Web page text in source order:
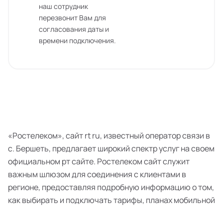
наш сотрудник
перезвонит Вам для
согласования даты и
времени подключения.
«Ростелеком», сайт rt ru, известный оператор связи в
с. Бершеть, предлагает широкий спектр услуг на своем
официальном рт сайте. Ростелеком сайт служит
важным шлюзом для соединения с клиентами в
регионе, предоставляя подробную информацию о том,
как выбирать и подключать тарифы, планах мобильной